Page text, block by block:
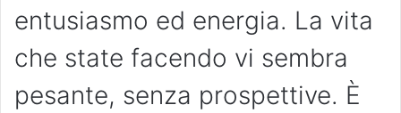
entusiasmo ed energia. La vita
che state facendo vi sembra
pesante, senza prospettive. È